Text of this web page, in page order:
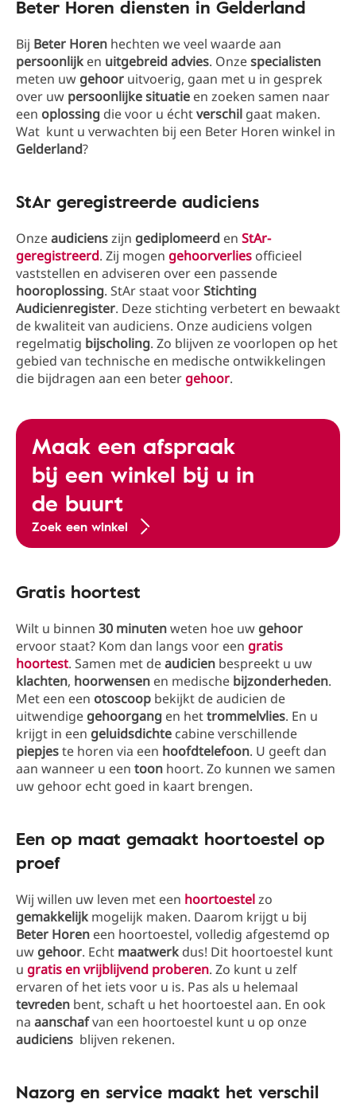
Beter Horen diensten in Gelderland
Bij Beter Horen hechten we veel waarde aan
persoonlijk en uitgebreidadvies. Onzespecialisten
meten uw gehoor uitvoerig, gaan met u in gesprek
over uw persoonlijkesituatie en zoeken samen naar
een oplossing die voor u échtverschil gaat maken.
Wat kunt u verwachten bij een Beter Horen winkel in
Gelderland?
StAr geregistreerde audiciens
Onzeaudicienszijn gediplomeerd en StAr-
geregistreerd. Zij mogen gehoorverlies officieel
vaststellen en adviseren over een passende
hooroplossing. StAr staat voorStichting
Audicienregister. Deze stichting verbetert en bewaakt
de kwaliteit van audiciens. Onze audiciens volgen
regelmatig bijscholing. Zo blijven ze voorlopen op het
gebied van technische en medische ontwikkelingen
die bijdragen aan een betergehoor.
Maak een afspraak
bij een winkel bij u in
de buurt
Zoek een winkel
Gratis hoortest
Wilt u binnen 30 minutenweten hoe uw gehoor
ervoor staat? Kom dan langs voor een gratis
hoortest. Samen met deaudicien bespreekt u uw
klachten, hoorwensen en medische bijzonderheden.
Met een een otoscoop bekijkt de audicien de
uitwendige gehoorgang en hettrommelvlies. En u
krijgt in een geluidsdichte cabine verschillende
piepjeste horen via een hoofdtelefoon. U geeft dan
aan wanneer u een toon hoort. Zo kunnen we samen
uw gehoor echt goed in kaart brengen.
Een op maat gemaakt hoortoestel op
proef
Wij willen uw leven met een hoortoestelzo
gemakkelijk mogelijk maken. Daarom krijgt u bij
Beter Horen een hoortoestel, volledig afgestemd op
uw gehoor. Echt maatwerk dus! Dit hoortoestel kunt
u gratis en vrijblijvend proberen. Zo kunt u zelf
ervaren of het iets voor u is. Pas als u helemaal
tevreden bent, schaft u het hoortoestel aan. En ook
na aanschafvan een hoortoestel kunt u op onze
audiciens blijven rekenen.
Nazorg en service maakt het verschil